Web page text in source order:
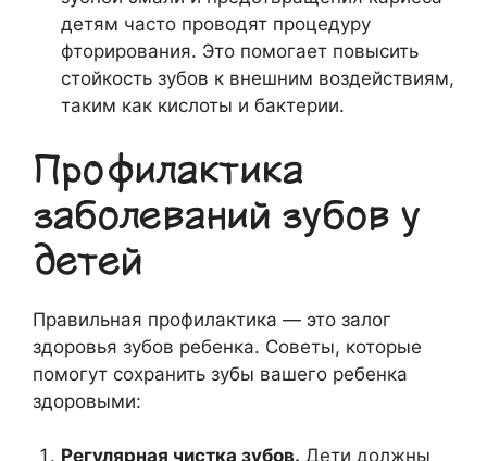
детям часто проводят процедуру
фторирования. Это помогает повысить
стойкость зубов к внешним воздействиям,
таким как кислоты и бактерии.
Профилактика
заболеваний зубов у
детей
Правильная профилактика — это залог
здоровья зубов ребенка. Советы, которые
помогут сохранить зубы вашего ребенка
здоровыми:
Регулярная чистка зубов. Дети должны